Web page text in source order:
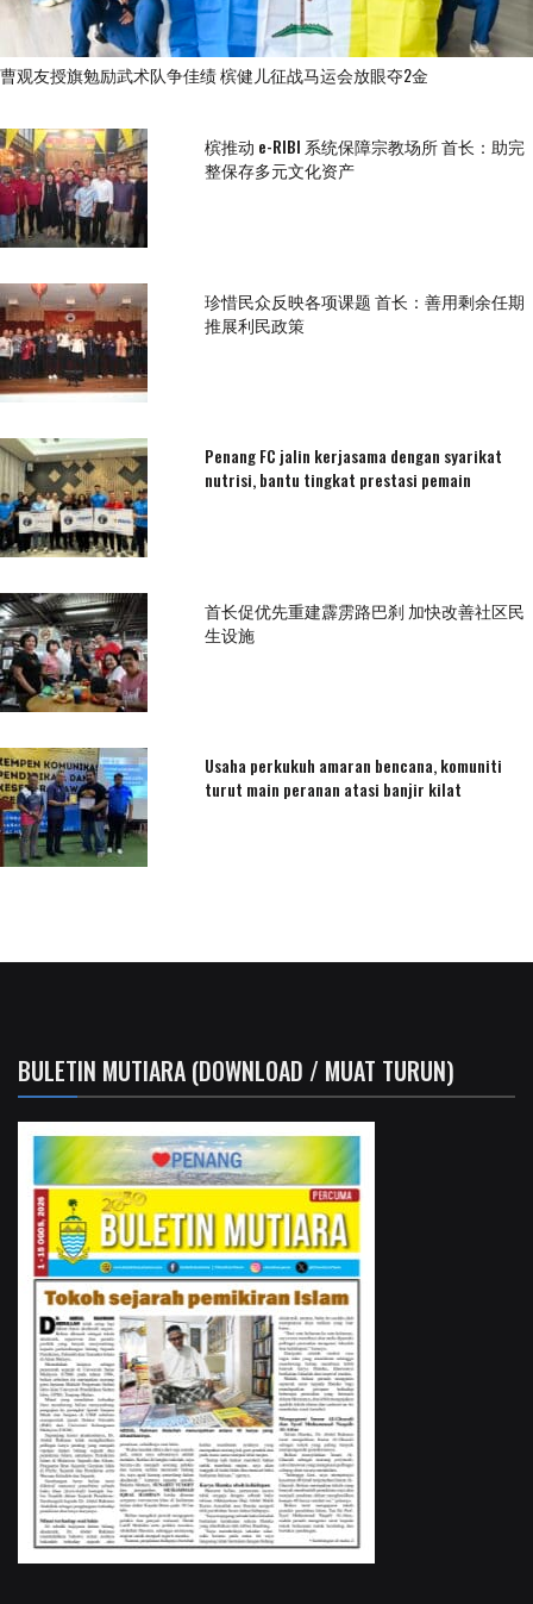
曹观友授旗勉励武术队争佳绩 槟健儿征战马运会放眼夺2金
槟推动 e-RIBI 系统保障宗教场所 首长：助完
整保存多元文化资产
珍惜民众反映各项课题 首长：善用剩余任期
推展利民政策
Penang FC jalin kerjasama dengan syarikat
nutrisi, bantu tingkat prestasi pemain
首长促优先重建霹雳路巴刹 加快改善社区民
生设施
Usaha perkukuh amaran bencana, komuniti
turut main peranan atasi banjir kilat
BULETIN MUTIARA (DOWNLOAD / MUAT TURUN)